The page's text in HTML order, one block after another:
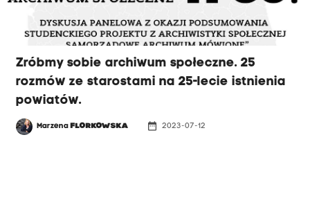
Zróbmy sobie archiwum społeczne. 25
rozmów ze starostami na 25-lecie istnienia
powiatów.
Marzena FLORKOWSKA date_range 2023-07-12